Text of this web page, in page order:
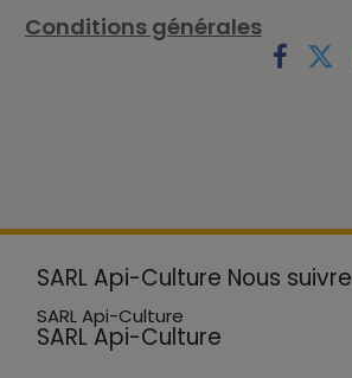
Conditions générales
SARL Api-Culture Nous suivre
SARL Api-Culture
SARL Api-Culture